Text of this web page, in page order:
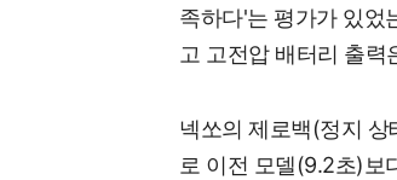
족하다'는 평가가 있었
고 고전압 배터리 출력
넥쏘의 제로백(정지
로 이전 모델(9.2초)보